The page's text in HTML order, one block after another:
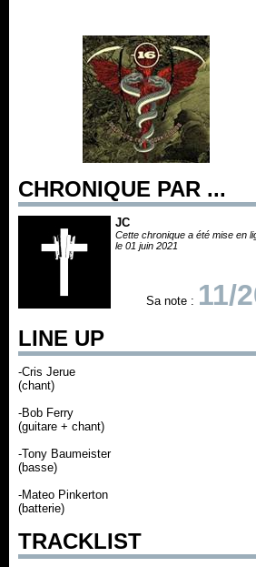
CHRONIQUE PAR ...
JC
Cette chronique a été mise en
le 01 juin 2021
Sa note : 11/
LINE UP
-Cris Jerue
(chant)
-Bob Ferry
(guitare + chant)
-Tony Baumeister
(basse)
-Mateo Pinkerton
(batterie)
TRACKLIST